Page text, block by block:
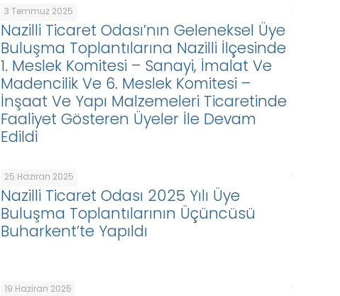
3 Temmuz 2025
Nazilli Ticaret Odası’nın Geleneksel Üye
Buluşma Toplantılarına Nazilli İlçesinde
1. Meslek Komitesi – Sanayi, İmalat Ve
Madencilik Ve 6. Meslek Komitesi –
İnşaat Ve Yapı Malzemeleri Ticaretinde
Faaliyet Gösteren Üyeler İle Devam
Edildi
25 Haziran 2025
Nazilli Ticaret Odası 2025 Yılı Üye
Buluşma Toplantılarının Üçüncüsü
Buharkent’te Yapıldı
19 Haziran 2025